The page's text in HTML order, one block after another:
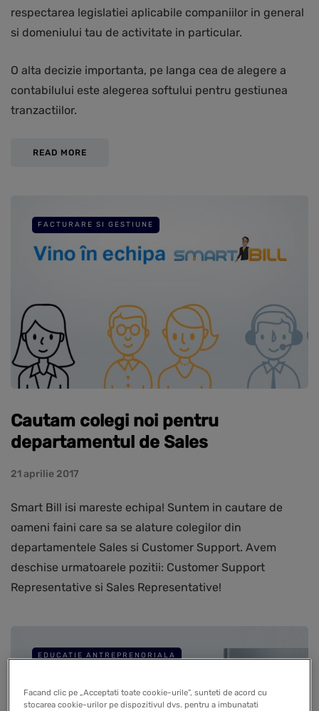
respectarea legislatiei aplicabile companiilor in general
si domeniului tau de activitate in particular.
O alta decizie importanta, pe langa cea de alegere a
contabilului este alegerea softului pentru gestiunea
tranzactiilor.
READ MORE
FACTURARE SI GESTIUNE
Cautam colegi noi pentru
departamentul de Sales
21 aprilie 2017
Smart Bill isi mareste echipa! Suntem in cautare de
oameni faini care sa se alature colegilor din
departamentele Sales si Customer Support. Avem
deschise urmatoarele pozitii: Customer Support
Representative si Sales Representative!
EDUCATIE ANTREPRENORIALA
Facand clic pe „Acceptati toate cookie-urile”, sunteti de acord cu
stocarea cookie-urilor pe dispozitivul dvs. pentru a imbunatati